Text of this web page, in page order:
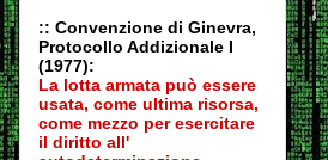
:: Convenzione di Ginevra,
Protocollo Addizionale I
(1977):
La lotta armata può essere
usata, come ultima risorsa,
come mezzo per esercitare
il diritto all'